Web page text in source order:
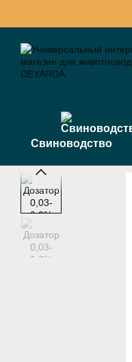
Свиноводство